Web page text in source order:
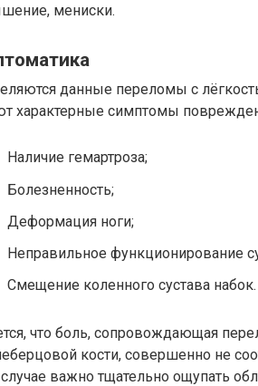
мениски.
данные переломы с
характерные симптомы
Наличие гемартроза;
Болезненность;
Деформация ноги;
Неправильное функционирование
Смещение коленного сустава набок.
что боль, сопровождающая
кости, совершенно не
важно тщательно ощупать